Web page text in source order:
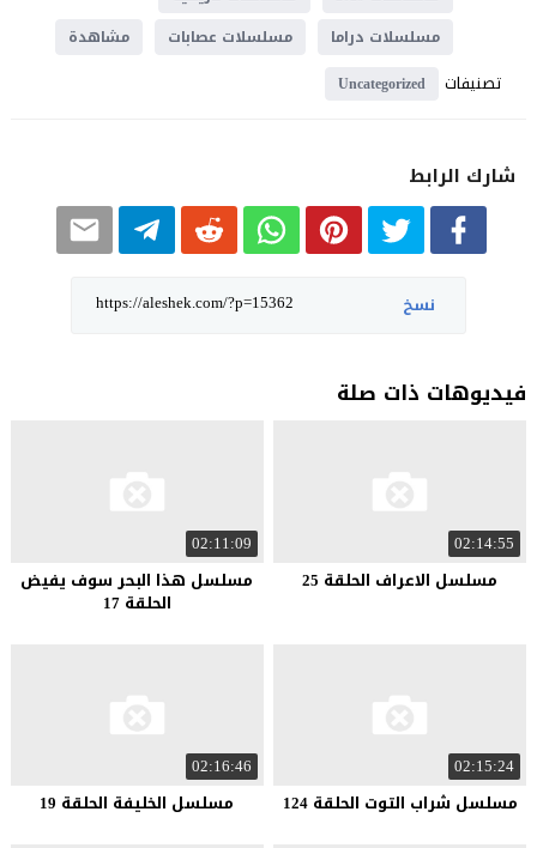
مسلسلات دراما
مسلسلات عصابات مشاهدة
تصنيفات Uncategorized
شارك الرابط
نسخ
فيديوهات ذات صلة
02:14:55
مسلسل الاعراف الحلقة 25
02:11:09
مسلسل هذا البحر سوف يفيض
الحلقة 17
02:15:24
مسلسل شراب التوت الحلقة 124
02:16:46
مسلسل الخليفة الحلقة 19